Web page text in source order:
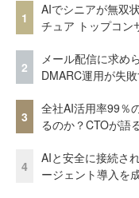
1
AIでシニアが無双
チュア トップコン
2
メール配信に求め
DMARC運用が失
3
全社AI活用率99％
るのか？CTOが語
4
AIと安全に接続さ
ージェント導入を